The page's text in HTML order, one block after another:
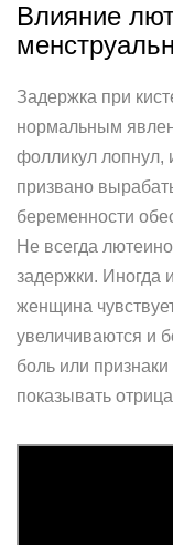
Влияние
Задержка при
нормальным
фолликул лопнул,
призвано
беременности
Не всегда
задержки. Иногда
женщина
увеличиваются и
боль или
показывать